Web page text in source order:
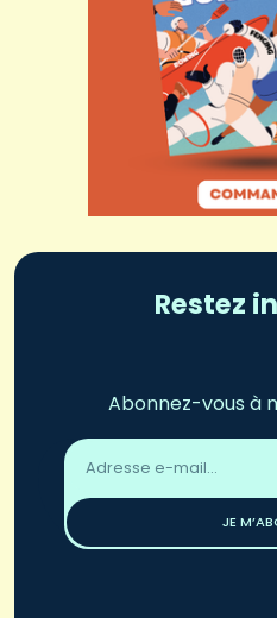
Restez
Abonnez-vous à
Adresse
email
JE